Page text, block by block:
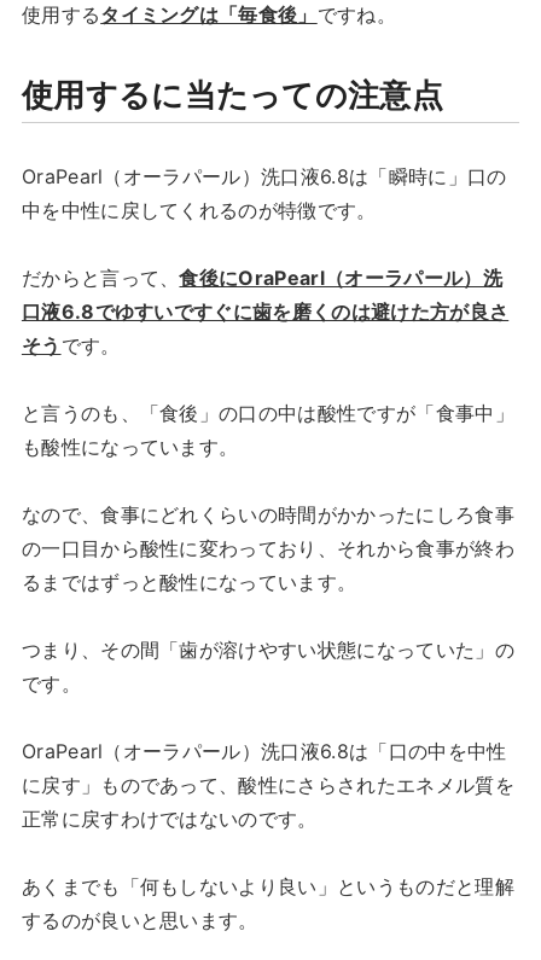
使用するタイミングは「毎食後」 ですね。
使用するに当たっての注意点
OraPearl（オーラパール）洗口液6.8は「瞬時に」口の
中を中性に戻してくれるのが特徴です。
だからと言って、食後にOraPearl（オーラパール）洗
口液6.8でゆすいですぐに歯を磨くのは避けた方が良さ
そう です。
と言うのも、「食後」の口の中は酸性ですが「食事中」
も酸性になっています。
なので、食事にどれくらいの時間がかかったにしろ食事
の一口目から酸性に変わっており、それから食事が終わ
るまではずっと酸性になっています。
つまり、その間「歯が溶けやすい状態になっていた」の
です。
OraPearl（オーラパール）洗口液6.8は「口の中を中性
に戻す」ものであって、酸性にさらされたエネメル質を
正常に戻すわけではないのです。
あくまでも「何もしないより良い」というものだと理解
するのが良いと思います。